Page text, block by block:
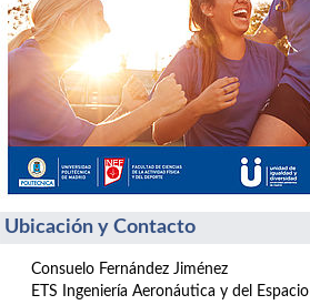
Ubicación y Contacto
Consuelo Fernández Jiménez
ETS Ingeniería Aeronáutica y del Espacio